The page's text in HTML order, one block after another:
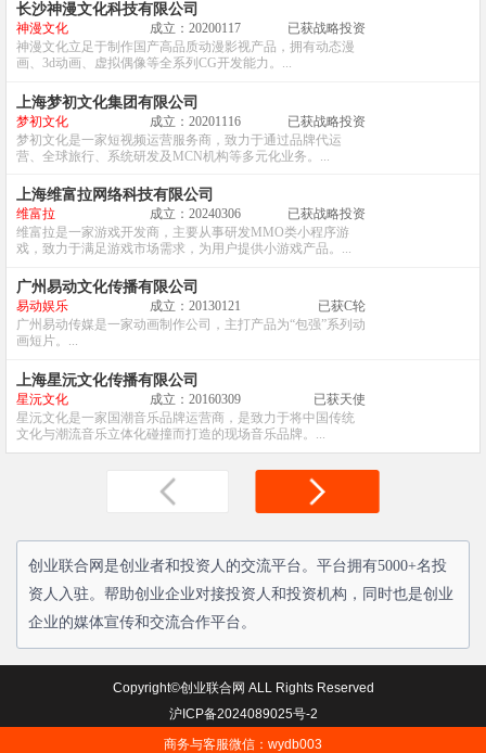
长沙神漫文化科技有限公司
神漫文化 成立：20200117
已获战略投资
神漫文化立足于制作国产高品质动漫影视产品，拥有动态漫
画、3d动画、虚拟偶像等全系列CG开发能力。...
上海梦初文化集团有限公司
梦初文化 成立：20201116
已获战略投资
梦初文化是一家短视频运营服务商，致力于通过品牌代运
营、全球旅行、系统研发及MCN机构等多元化业务。...
上海维富拉网络科技有限公司
维富拉 成立：20240306
已获战略投资
维富拉是一家游戏开发商，主要从事研发MMO类小程序游
戏，致力于满足游戏市场需求，为用户提供小游戏产品。...
广州易动文化传播有限公司
易动娱乐 成立：20130121
已获C轮
广州易动传媒是一家动画制作公司，主打产品为“包强”系列动
画短片。...
上海星沅文化传播有限公司
星沅文化 成立：20160309
已获天使
星沅文化是一家国潮音乐品牌运营商，是致力于将中国传统
文化与潮流音乐立体化碰撞而打造的现场音乐品牌。...
创业联合网是创业者和投资人的交流平台。平台拥有5000+名投
资人入驻。帮助创业企业对接投资人和投资机构，同时也是创业
企业的媒体宣传和交流合作平台。
Copyright©创业联合网 ALL Rights Reserved
沪ICP备2024089025号-2
商务与客服微信：wydb003